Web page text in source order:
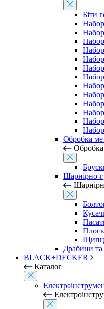
Біти
Обробка
Обробка
Шарнірно-
Щипці
Драбини та
BLACK+DECKER
Каталог